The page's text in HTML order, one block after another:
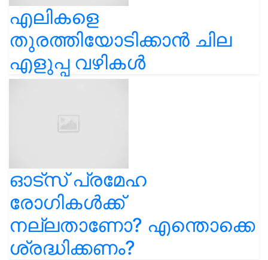
എലികളെ
തുരത്തിയോടിക്കാൻ ചില
എളുപ്പ വഴികൾ
ഓട്സ് പ്രമേഹ
രോഗികൾക്ക്
നല്ലതാണോ? എന്തൊക്കെ
ശ്രദ്ധിക്കണം?